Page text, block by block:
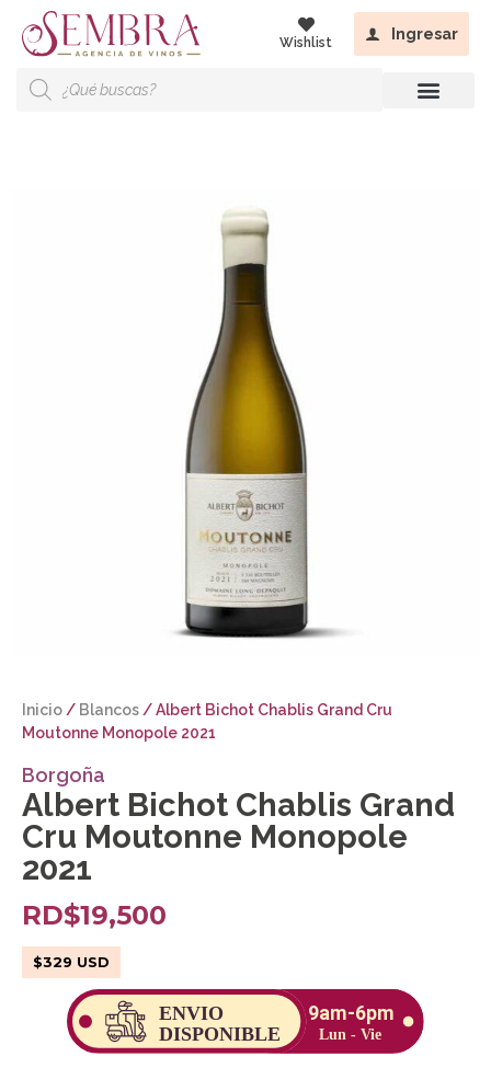
Wishlist Ingresar
Inicio/ Blancos/ Albert Bichot Chablis Grand Cru
Moutonne Monopole 2021
Borgoña
Albert Bichot Chablis Grand
Cru Moutonne Monopole
2021
RD$19,500
$329 USD